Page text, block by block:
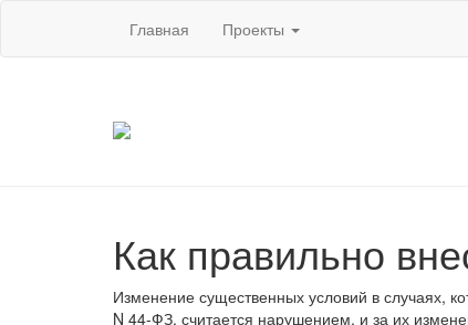
Главная Проекты
Как правильно
Изменение существенных условий в случаях,
N 44-ФЗ, считается нарушением, и за их